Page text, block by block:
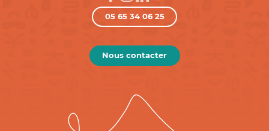
05 65 34 06 25
Nous contacter